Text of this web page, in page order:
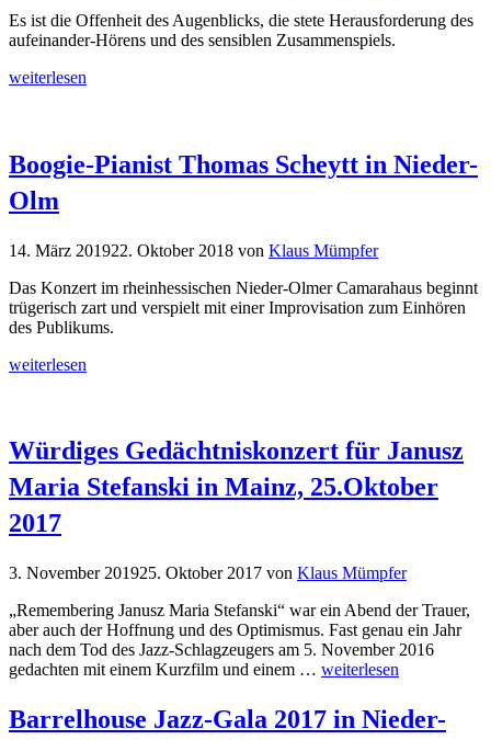
Es ist die Offenheit des Augenblicks, die stete Herausforderung des
aufeinander-Hörens und des sensiblen Zusammenspiels.
weiterlesen
Boogie-Pianist Thomas Scheytt in Nieder-
Olm
14. März 201922. Oktober 2018 von Klaus Mümpfer
Das Konzert im rheinhessischen Nieder-Olmer Camarahaus beginnt
trügerisch zart und verspielt mit einer Improvisation zum Einhören
des Publikums.
weiterlesen
Würdiges Gedächtniskonzert für Janusz
Maria Stefanski in Mainz, 25.Oktober
2017
3. November 201925. Oktober 2017 von Klaus Mümpfer
„Remembering Janusz Maria Stefanski“ war ein Abend der Trauer,
aber auch der Hoffnung und des Optimismus. Fast genau ein Jahr
nach dem Tod des Jazz-Schlagzeugers am 5. November 2016
gedachten mit einem Kurzfilm und einem … weiterlesen
Barrelhouse Jazz-Gala 2017 in Nieder-